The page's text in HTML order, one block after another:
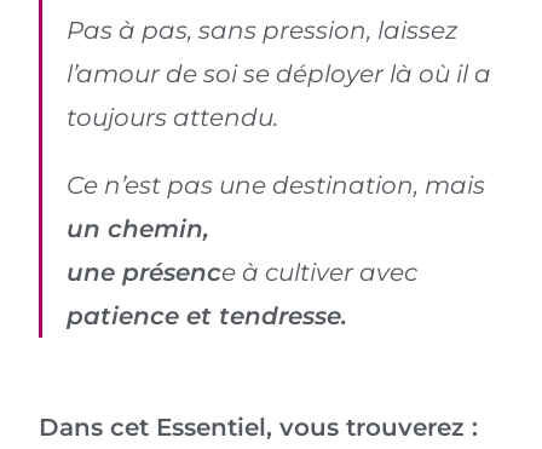
Pas à pas, sans pression, laissez
l’amour de soi se déployer là où il a
toujours attendu.
Ce n’est pas une destination, mais
un chemin,
une présence à cultiver avec
patience et tendresse.
Dans cet Essentiel, vous trouverez :